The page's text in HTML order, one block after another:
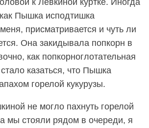
Пышка исподтишка
присматривается и чуть ли
Она закидывала попкорн в
как попкорноглотательная
казаться, что Пышка
горелой кукурузы.
не могло пахнуть горелой
мы стояли рядом в очереди, я